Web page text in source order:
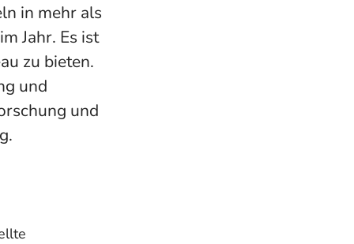
in mehr als
Jahr. Es ist
zu bieten.
und
und